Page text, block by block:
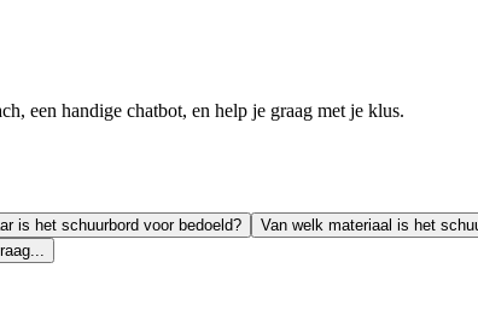
een handige chatbot, en help je graag met je klus.
is het schuurbord voor bedoeld? Van welk materiaal is het